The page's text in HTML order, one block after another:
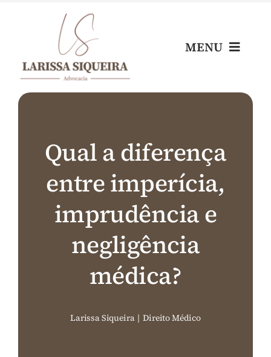
MENU
Home
Nossos Profissionais
Áreas de Atuação
Qual a diferença
entre imperícia,
imprudência e
negligência
médica?
Larissa Siqueira | Direito Médico